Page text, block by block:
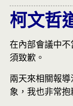
柯文哲
在內部會議中
須致歉。
兩天來相關報
象，我也非常抱